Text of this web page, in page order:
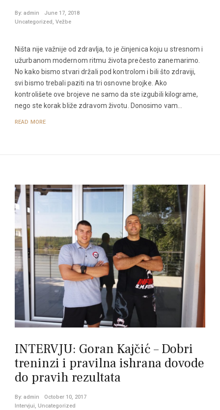
By: admin
June 17, 2018
Uncategorized , Vežbe
Ništa nije važnije od zdravlja, to je činjenica koju u stresnom i
užurbanom modernom ritmu života prečesto zanemarimo.
No kako bismo stvari držali pod kontrolom i bili što zdraviji,
svi bismo trebali paziti na tri osnovne brojke. Ako
kontrolišete ove brojeve ne samo da ste izgubili kilograme,
nego ste korak bliže zdravom životu. Donosimo vam…
READ MORE
INTERVJU: Goran Kajčić – Dobri
treninzi i pravilna ishrana dovode
do pravih rezultata
By: admin
October 10, 2017
Intervjui, Uncategorized